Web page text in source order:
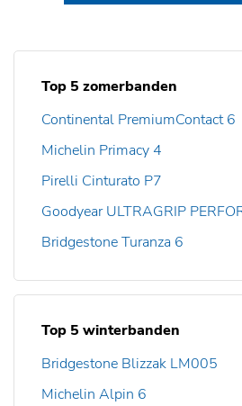
Top 5 zomerbanden
Continental PremiumContact 6
Michelin Primacy 4
Pirelli Cinturato P7
Goodyear ULTRAGRIP
Bridgestone Turanza 6
Top 5 winterbanden
Bridgestone Blizzak LM005
Michelin Alpin 6